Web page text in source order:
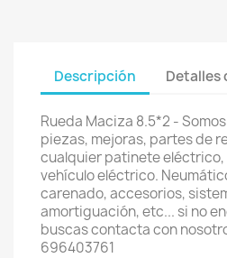
Descripción Detalles
Rueda Maciza 8.5*2 -
piezas, mejoras, partes de
cualquier patinete
vehículo eléctrico.
carenado, accesorios,
amortiguación, etc... si no
buscas contacta con
696403761